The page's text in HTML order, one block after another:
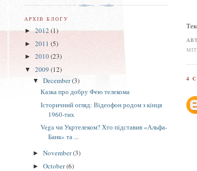
4
АРХІВ БЛОГУ
►2012(1)
► 2011 (5)
► 2010(23)
▼ 2009 (12)
▼ December(3)
Казка про добру Фею телекома
Історичний огляд: Відеофон родом з кінця
1960-тих
Vega чи Укртелеком? Хто підставив «Альфа-
Банк» та ...
► November(3)
► October(6)